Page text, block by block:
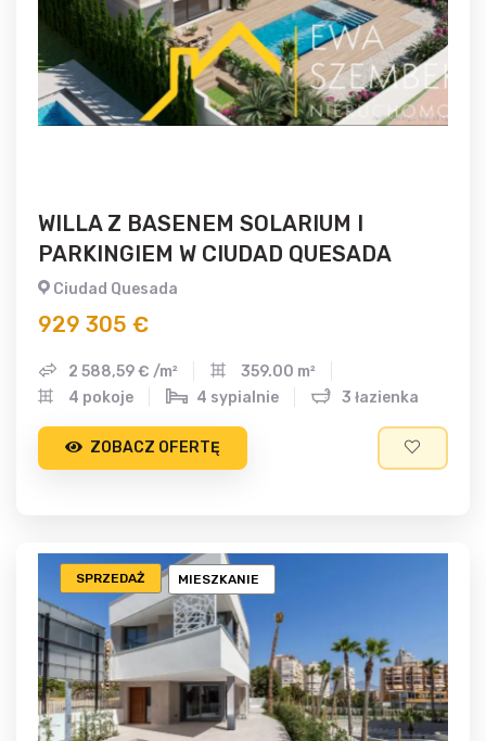
WILLA Z BASENEM SOLARIUM I
PARKINGIEM W CIUDAD QUESADA
Ciudad Quesada
929 305 €
2 588,59 € /m²
359.00 m²
4 pokoje
4 sypialnie 3 łazienka
ZOBACZ OFERTĘ
MIESZKANIE
SPRZEDAŻ